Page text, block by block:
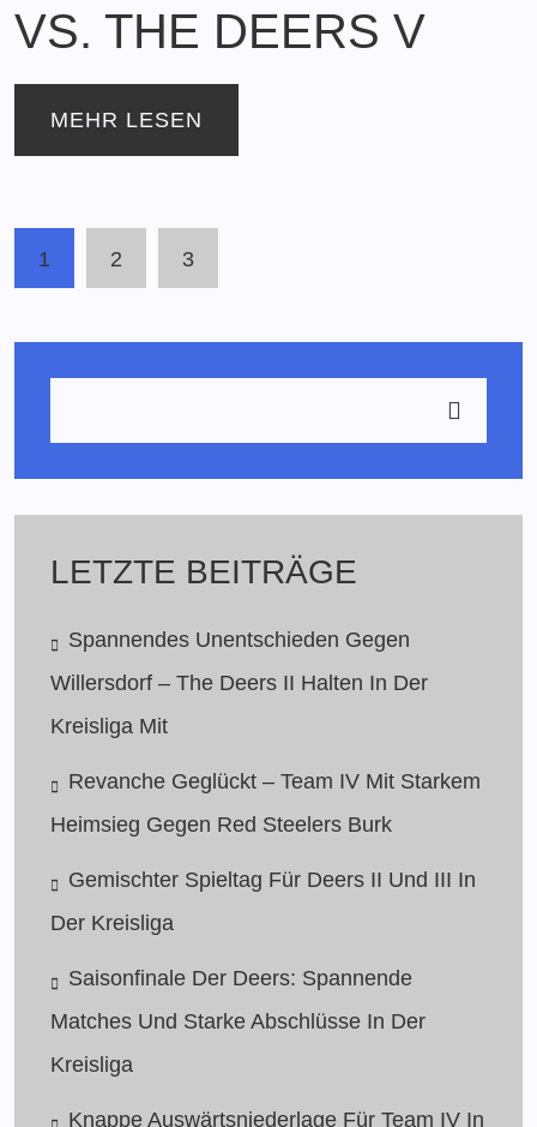
VS. THE DEERS V
MEHR LESEN
1 2 3
LETZTE BEITRÄGE
Spannendes Unentschieden Gegen
Willersdorf – The Deers II Halten In Der
Kreisliga Mit
Revanche Geglückt – Team IV Mit Starkem
Heimsieg Gegen Red Steelers Burk
Gemischter Spieltag Für Deers II Und III In
Der Kreisliga
Saisonfinale Der Deers: Spannende
Matches Und Starke Abschlüsse In Der
Kreisliga
Knappe Auswärtsniederlage Für Team IV In